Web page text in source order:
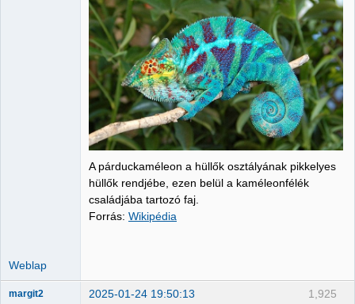
A párduckaméleon a hüllők osztályának pikkelyes
hüllők rendjébe, ezen belül a kaméleonfélék
családjába tartozó faj.
Forrás: Wikipédia
Weblap
1,925
margit2 2025-01-24 19:50:13